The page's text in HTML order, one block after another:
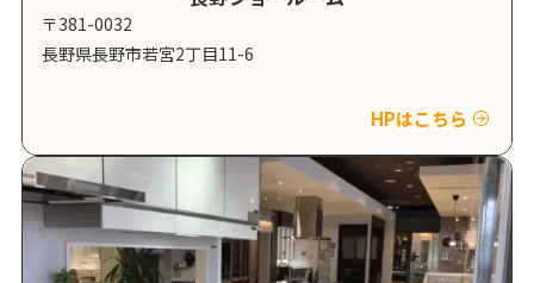
〒381-0032
長野県長野市若宮2丁目11-6
HPはこちら